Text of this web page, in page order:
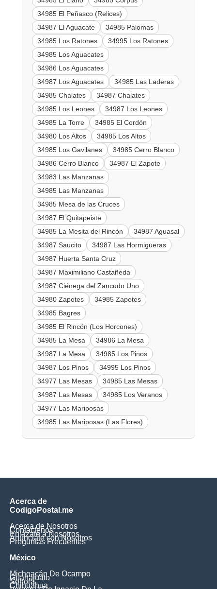
34985 El Peñasco (Relices)
34987 El Aguacate
34985 Palomas
34985 Los Ratones
34995 Los Ratones
34985 Los Aguacates
34986 Los Aguacates
34987 Los Aguacates
34985 Las Laderas
34985 Chalates
34987 Chalates
34985 Los Leones
34987 Los Leones
34985 La Torre
34985 El Cordón
34980 Los Altos
34985 Los Altos
34985 Los Gavilanes
34985 Cerro Blanco
34986 Cerro Blanco
34987 El Zapote
34983 Las Manzanas
34985 Las Manzanas
34985 Mesa de las Cruces
34987 El Quitapeiste
34985 La Mesita del Rincón
34987 Aguasal
34987 Saucito
34987 Las Hormigueras
34987 Huerta Santa Cruz
34987 Maximiliano Castañeda
34987 Ciénega del Zancudo Uno
34980 Zapotes
34985 Zapotes
34985 Bagres
34985 El Rincón (Los Horcones)
34985 La Mesa
34986 La Mesa
34987 La Mesa
34985 Los Pinos
34987 Los Pinos
34995 Los Pinos
34977 Las Mesas
34985 Las Mesas
34987 Las Mesas
34985 Los Veranos
34977 Las Mariposas
34985 Las Mariposas (Las Flores)
Acerca de
CodigoPostal.me
Acerca de Nosotros
Contáctenos
Enlázate a Nosotros
Anúnciate con Nosotros
Preguntas Frecuentes
México
Michoacán De Ocampo
Guanajuato
Sonora
Chihuahua